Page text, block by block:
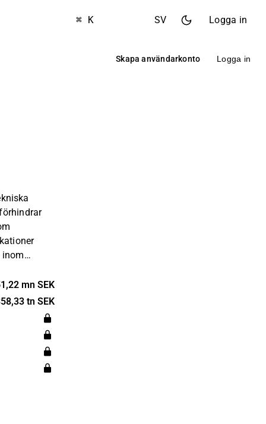
⌘ K SV Logga in
Skapa användarkonto Logga in
inom
av
kabel- och
mn SEK
tn SEK